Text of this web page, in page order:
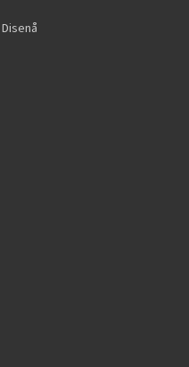
Disenå